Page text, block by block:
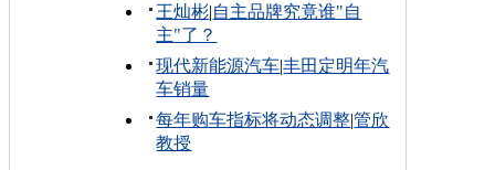
王灿彬|自主品牌究竟谁"自
主"了？
现代新能源汽车|丰田定明年汽
车销量
每年购车指标将动态调整|管欣
教授